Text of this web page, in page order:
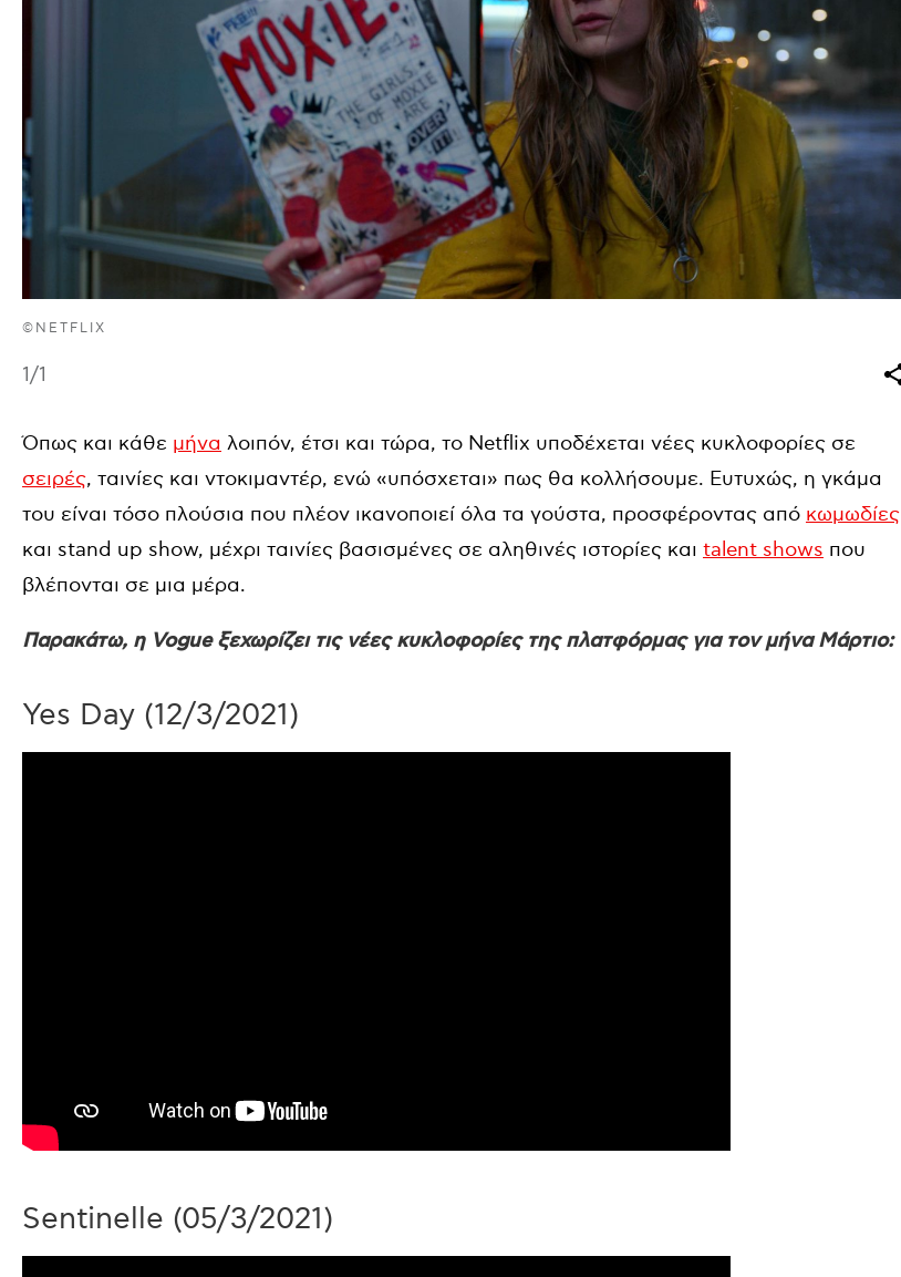
©NETFLIX
1/1
Όπως και κάθε μήνα λοιπόν, έτσι και τώρα, το Netflix υποδέχεται νέες κυκλοφορίες σε
σειρές, ταινίες και ντοκιμαντέρ, ενώ «υπόσχεται» πως θα κολλήσουμε. Ευτυχώς, η γκάμα
του είναι τόσο πλούσια που πλέον ικανοποιεί όλα τα γούστα, προσφέροντας από κωμωδίες
και stand up show, μέχρι ταινίες βασισμένες σε αληθινές ιστορίες και talent shows που
βλέπονται σε μια μέρα.
Παρακάτω, η Vogue ξεχωρίζει τις νέες κυκλοφορίες της πλατφόρμας για τον μήνα Μάρτιο:
Yes Day (12/3/2021)
Sentinelle (05/3/2021)